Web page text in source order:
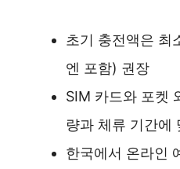
초기 충전액은
엔 포함) 권장
SIM 카드와 포켓
량과 체류 기간에
한국에서 온라인